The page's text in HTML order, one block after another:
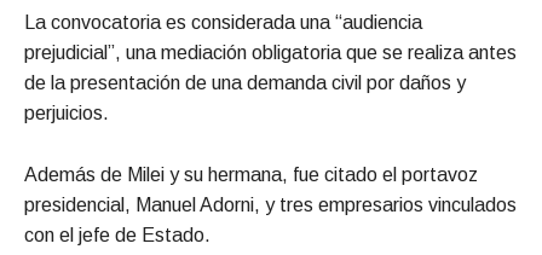
La convocatoria es considerada una “audiencia
prejudicial”, una mediación obligatoria que se realiza antes
de la presentación de una demanda civil por daños y
perjuicios.
Además de Milei y su hermana, fue citado el portavoz
presidencial, Manuel Adorni, y tres empresarios vinculados
con el jefe de Estado.